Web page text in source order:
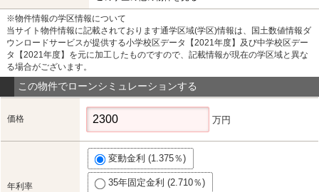
※物件情報の学区情報について
当サイト物件情報に記載されております通学区域(学区)情報は、国土数値情報ダ
ウンロードサービスが提供する小学校区データ【2021年度】及び中学校区デー
タ【2021年度】を元に加工したものですので、記載情報が現在の学区域と異な
る場合がございます。
この物件でローンシミュレーションする
価格 万円
年利率
変動金利 (1.375％)
35年固定金利 (2.710％)